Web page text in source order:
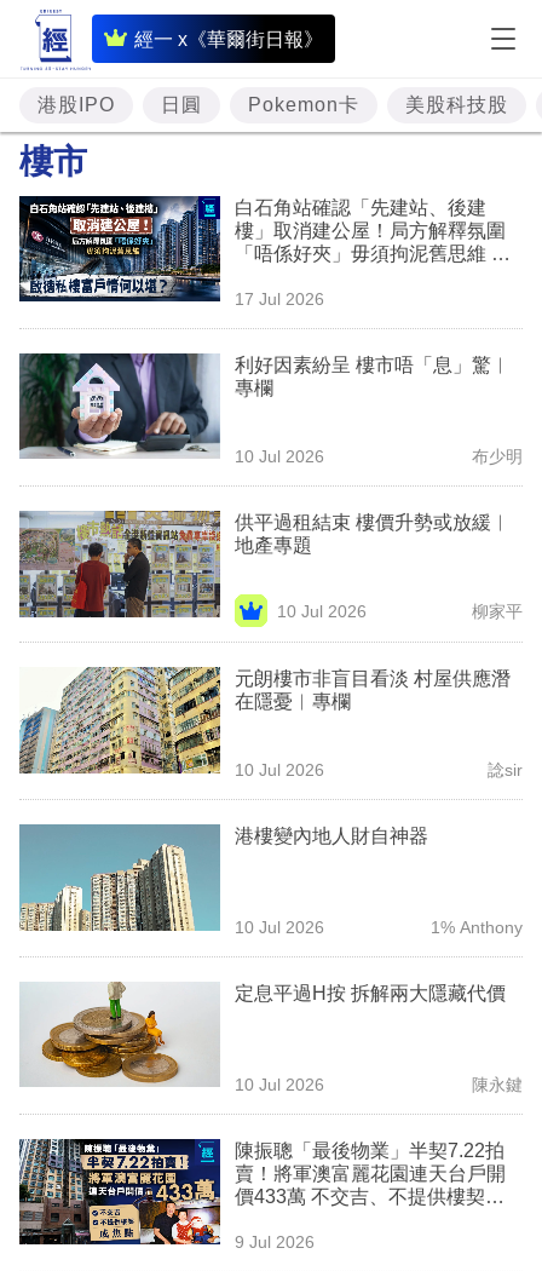
經一 x《華爾街日報》
即
時
財
經
題
投
資
樓
市
理
商
業
科
技
職
場
生
時
事
欄
訂
閱
區
港股IPO 日圓 Pokemon卡 美股科技股
樓市
白石角站確認「先建站、後建
樓」取消建公屋！局方解釋氛圍
「唔係好夾」毋須拘泥舊思維 啟
17 Jul 2026
利好因素紛呈 樓市唔「息」驚︳
專欄
10 Jul 2026 布少明
供平過租結束 樓價升勢或放緩︳
地產專題
10 Jul 2026 柳家平
元朗樓市非盲目看淡 村屋供應潛
在隱憂︳專欄
10 Jul 2026 諗sir
港樓變內地人財自神器
10 Jul 2026 1% Anthony
定息平過H按 拆解兩大隱藏代價
10 Jul 2026 陳永鍵
陳振聰「最後物業」半契7.22拍
賣！將軍澳富麗花園連天台戶開
價433萬 不交吉、不提供樓契成
9 Jul 2026